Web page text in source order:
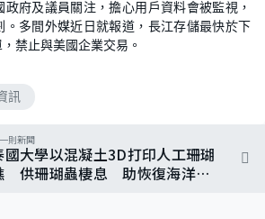
府及議員關注，擔心用戶資料會被監視，
。多間外媒近日就報道，長江存儲最快於下
禁止與美國企業交易。
訊
則新聞
國大學以混凝土3D打印人工珊瑚
供珊瑚蟲棲息 助恢復海洋生